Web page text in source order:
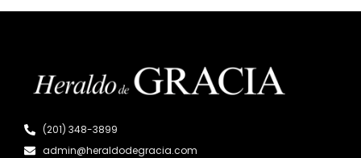
(201) 348-3899
admin@heraldodegracia.com